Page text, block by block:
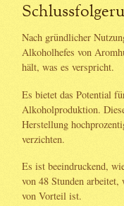
Nach gründlicher
Alkoholhefes von
hält, was es verspricht.
Es bietet das Potential
Alkoholproduktion.
Herstellung
verzichten.
Es ist beeindruckend,
von 48 Stunden
von Vorteil ist.